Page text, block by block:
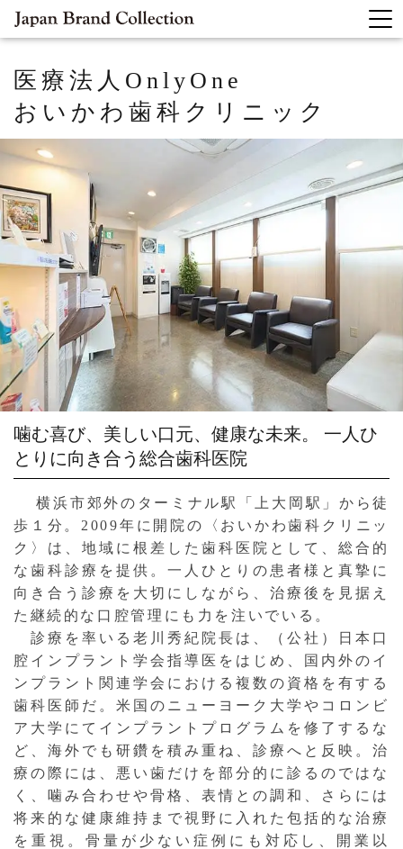
医療法人OnlyOne
おいかわ歯科クリニック
噛む喜び、美しい口元、健康な未来。
一人ひ
とりに向き合う総合歯科医院
横浜市郊外のターミナル駅「上大岡駅」から徒
歩１分。2009年に開院の〈おいかわ歯科クリニッ
ク〉は、地域に根差した歯科医院として、総合的
な歯科診療を提供。一人ひとりの患者様と真摯に
向き合う診療を大切にしながら、治療後を見据え
た継続的な口腔管理にも力を注いでいる。
診療を率いる老川秀紀院長は、（公社）日本口
腔インプラント学会指導医をはじめ、国内外のイ
ンプラント関連学会における複数の資格を有する
歯科医師だ。米国のニューヨーク大学やコロンビ
ア大学にてインプラントプログラムを修了するな
ど、海外でも研鑽を積み重ね、診療へと反映。治
療の際には、悪い歯だけを部分的に診るのではな
く、噛み合わせや骨格、表情との調和、さらには
将来的な健康維持まで視野に入れた包括的な治療
を重視。骨量が少ない症例にも対応し、開業以